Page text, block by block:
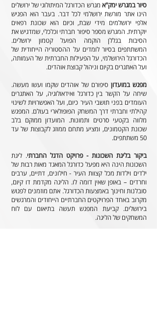
סיור במגרש ימק"א מגרש הכדורגל המיתולוגי של ירושלים
הינו אתר מורשת ירושלמי לכל דבר. בעבר הוא הפגיש
אלפי ירושלמים מידי שבת, וכיום הוא שכונת רפאים
יוקרתית. המגרש מספר סיפור חברתי וכלכלי, שמדגיש את
הסיבות בגללן הוקמה הפועל קטמון ירושלים.
המשתתפים בסיור לומדים על ההסטוריה הייחודית של
הכדורגל הירושלמי, על הפעילות החברתית של העמותה,
ועל האתגרים בקיום וניהול קבוצת אוהדים.
מפגש במועדון סיפורם של אוהדים שקמו ועשו מעשה.
שיחה על הקשר בין כדורגל ואידאולוגיה, על האתגרים
העומדים בפני תושבי העיר כיום, ועל האפשרויות לשינוי
קהילתי וחברתי דרך המשחק הפופולארי בעולם. המפגש
מלווה בקטעי סרטים ותמונות. המועדון ממוקם בלב
שכונת הקטמונים, ומציע מתחם ממוזג לקבוצות של עד
50 משתתפים.
ביקור בליגת השכונות - פרויקט הדגל החברתי. ליגת
השכונות הינה היא מפעל כדורגל המאגד מאות רבות של
ילדים וילדות מכל קצוות העיר - חילונים, דתיים, ערבים
וחרדים – באופן שאין דומה לו. הליגה מקדמת דו קיום,
סובלנות וחינוך באמצעות הכדורגל. אתם מוזמנים לפגוש
מקרוב באחד הפרויקטים החברתיים הייחודים והמרגשים
בירושלים. קביעת המפגש תעשה בתיאום עם לוח
המשחקים של הליגה.